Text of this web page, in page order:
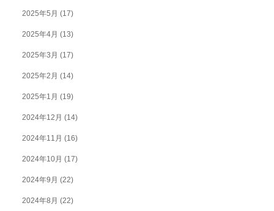
2025年5月 (17)
2025年4月 (13)
2025年3月 (17)
2025年2月 (14)
2025年1月 (19)
2024年12月 (14)
2024年11月 (16)
2024年10月 (17)
2024年9月 (22)
2024年8月 (22)